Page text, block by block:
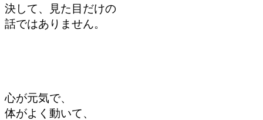
決して、見た目だけの
話ではありません。
心が元気で、
体がよく動いて、